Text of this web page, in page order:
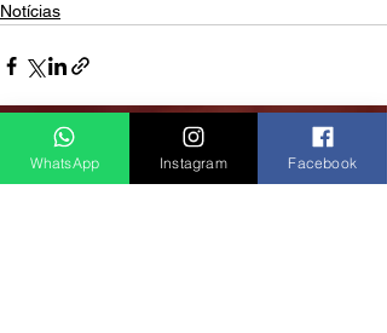
Notícias
Posts recentes Ver tudo
WhatsApp Instagram Facebook